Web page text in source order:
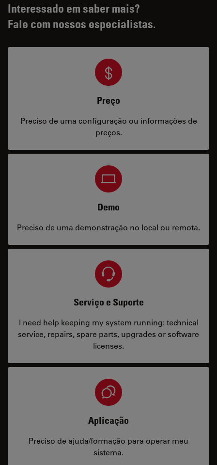
Interessado em saber mais?
Fale com nossos especialistas.
Preço
Preciso de uma configuração ou informações de
preços.
Demo
Preciso de uma demonstração no local ou remota.
Serviço e Suporte
I need help keeping my system running: technical
service, repairs, spare parts, upgrades or software
licenses.
Aplicação
Preciso de ajuda/formação para operar meu
sistema.